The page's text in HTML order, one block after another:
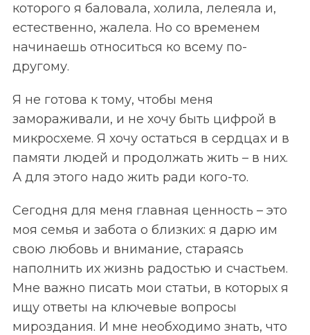
которого я баловала, холила, лелеяла и,
естественно, жалела. Но со временем
начинаешь относиться ко всему по-
другому.
Я не готова к тому, чтобы меня
замораживали, и не хочу быть цифрой в
микросхеме. Я хочу остаться в сердцах и в
памяти людей и продолжать жить – в них.
А для этого надо жить ради кого-то.
Сегодня для меня главная ценность – это
моя семья и забота о близких: я дарю им
свою любовь и внимание, стараясь
наполнить их жизнь радостью и счастьем.
Мне важно писать мои статьи, в которых я
ищу ответы на ключевые вопросы
мироздания. И мне необходимо знать, что